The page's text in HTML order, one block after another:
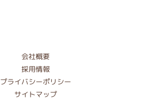
会社概要
採用情報
プライバシーポリシー
サイトマップ